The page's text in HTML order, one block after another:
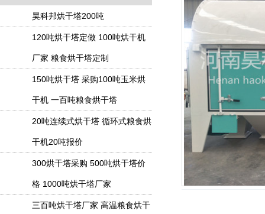
昊科邦烘干塔200吨
120吨烘干塔定做 100吨烘干机
厂家 粮食烘干塔定制
150吨烘干塔 采购100吨玉米烘
干机 一百吨粮食烘干塔
20吨连续式烘干塔 循环式粮食烘
干机20吨报价
300烘干塔采购 500吨烘干塔价
格 1000吨烘干塔厂家
三百吨烘干塔厂家 高温粮食烘干